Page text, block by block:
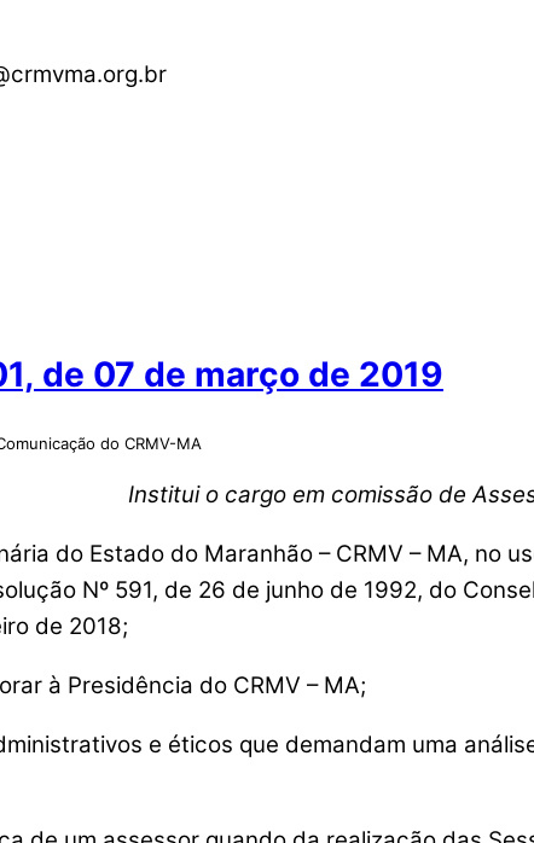
de 07 de março de 2019
do CRMV-MA
Institui o cargo em comissão de
do Estado do Maranhão – CRMV – MA, no
Nº 591, de 26 de junho de 1992, do
de 2018;
à Presidência do CRMV – MA;
e éticos que demandam uma